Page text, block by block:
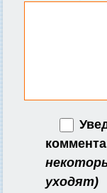
уходят)